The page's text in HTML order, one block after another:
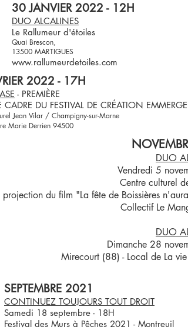
30 JANVIER 2022 - 12H
DUO ALCALINES
Le Rallumeur d'étoiles
Quai Brescon,
13500 MARTIGUES
www.rallumeurdetoiles.com
2022 - 17H
- PREMIÈRE
CADRE DU FESTIVAL DE CRÉATION
Jean Vilar / Champigny-sur-Marne
Marie Derrien 94500
DUO
Vendredi 5
Centre culturel
du film "La fête de Boissières n'aura
Collectif Le
DUO
Dimanche 28
Mirecourt (88) - Local de La vie
SEPTEMBRE 2021
CONTINUEZ TOUJOURS TOUT DROIT
Samedi 18 septembre - 18H
Festival des Murs à Pêches 2021 - Montreuil